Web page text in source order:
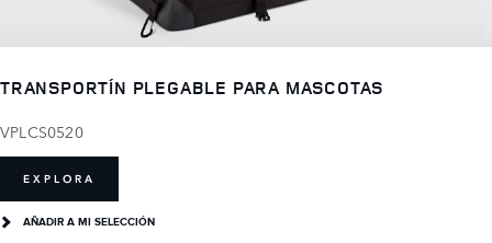
TRANSPORTÍN PLEGABLE PARA MASCOTAS
VPLCS0520
EXPLORA
AÑADIR A MI SELECCIÓN